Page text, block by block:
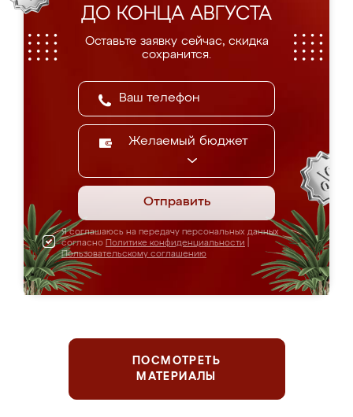
ДО КОНЦА АВГУСТА
Оставьте заявку сейчас, скидка
сохранится.
Желаемый бюджет
Отправить
Я соглашаюсь на передачу персональных данных
согласно Политике конфиденциальности
Пользовательскому соглашению
ПОСМОТРЕТЬ
МАТЕРИАЛЫ